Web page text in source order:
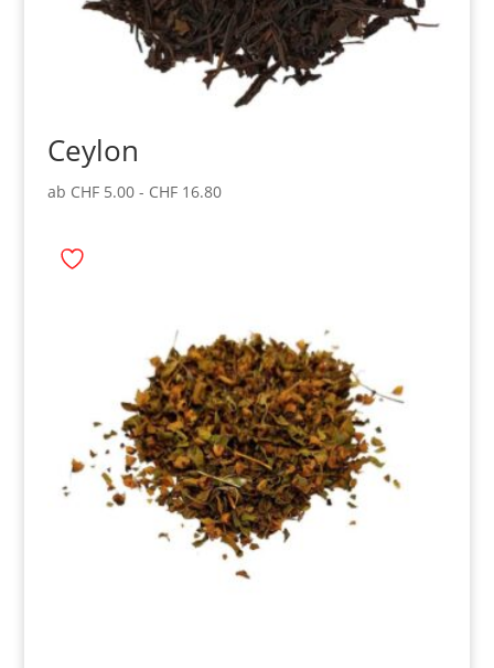
Ceylon
ab CHF5.00- CHF16.80